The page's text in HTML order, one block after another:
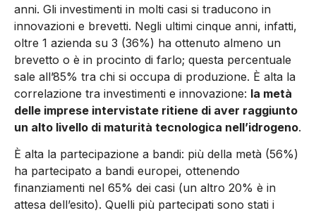
anni. Gli investimenti in molti casi si traducono in
innovazioni e brevetti. Negli ultimi cinque anni, infatti,
oltre 1 azienda su 3 (36%) ha ottenuto almeno un
brevetto o è in procinto di farlo; questa percentuale
sale all’85% tra chi si occupa di produzione. È alta la
correlazione tra investimenti e innovazione: la metà
delle imprese intervistate ritiene di aver raggiunto
un alto livello di maturità tecnologica nell’idrogeno.
È alta la partecipazione a bandi: più della metà (56%)
ha partecipato a bandi europei, ottenendo
finanziamenti nel 65% dei casi (un altro 20% è in
attesa dell’esito). Quelli più partecipati sono stati i